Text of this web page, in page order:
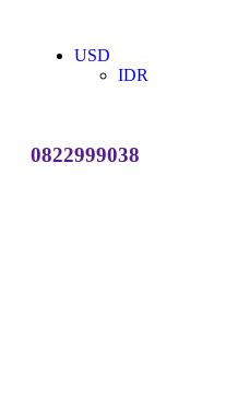
USD
IDR
0822999038